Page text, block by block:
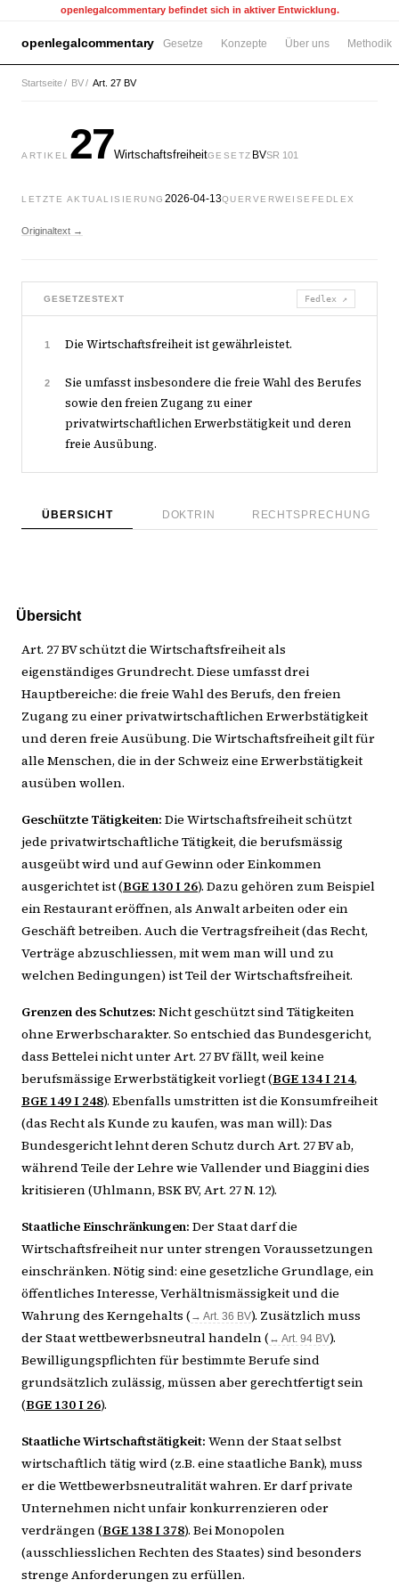
openlegalcommentary befindet sich in aktiver Entwicklung.
openlegalcommentary Gesetze Konzepte Über uns Methodik
Startseite/ BV/ Art. 27 BV
ARTIKEL 27WirtschaftsfreiheitGESETZ BVSR 101
LETZTE AKTUALISIERUNG 2026-04-13QUERVERWEISE FEDLEX
Originaltext →
GESETZESTEXT Fedlex ↗
1 Die Wirtschaftsfreiheit ist gewährleistet.
2
Sie umfasst insbesondere die freie Wahl des Berufes
sowie den freien Zugang zu einer
privatwirtschaftlichen Erwerbstätigkeit und deren
freie Ausübung.
ÜBERSICHT DOKTRIN RECHTSPRECHUNG
Übersicht
Art. 27 BV schützt die Wirtschaftsfreiheit als
eigenständiges Grundrecht. Diese umfasst drei
Hauptbereiche: die freie Wahl des Berufs, den freien
Zugang zu einer privatwirtschaftlichen Erwerbstätigkeit
und deren freie Ausübung. Die Wirtschaftsfreiheit gilt für
alle Menschen, die in der Schweiz eine Erwerbstätigkeit
ausüben wollen.
Geschützte Tätigkeiten: Die Wirtschaftsfreiheit schützt
jede privatwirtschaftliche Tätigkeit, die berufsmässig
ausgeübt wird und auf Gewinn oder Einkommen
ausgerichtet ist (BGE 130 I 26). Dazu gehören zum Beispiel
ein Restaurant eröffnen, als Anwalt arbeiten oder ein
Geschäft betreiben. Auch die Vertragsfreiheit (das Recht,
Verträge abzuschliessen, mit wem man will und zu
welchen Bedingungen) ist Teil der Wirtschaftsfreiheit.
Grenzen des Schutzes: Nicht geschützt sind Tätigkeiten
ohne Erwerbscharakter. So entschied das Bundesgericht,
dass Bettelei nicht unter Art. 27 BV fällt, weil keine
berufsmässige Erwerbstätigkeit vorliegt (BGE 134 I 214,
BGE 149 I 248). Ebenfalls umstritten ist die Konsumfreiheit
(das Recht als Kunde zu kaufen, was man will): Das
Bundesgericht lehnt deren Schutz durch Art. 27 BV ab,
während Teile der Lehre wie Vallender und Biaggini dies
kritisieren (Uhlmann, BSK BV, Art. 27 N. 12).
Staatliche Einschränkungen: Der Staat darf die
Wirtschaftsfreiheit nur unter strengen Voraussetzungen
einschränken. Nötig sind: eine gesetzliche Grundlage, ein
öffentliches Interesse, Verhältnismässigkeit und die
Wahrung des Kerngehalts ( → Art. 36 BV). Zusätzlich muss
der Staat wettbewerbsneutral handeln ( ↔ Art. 94 BV).
Bewilligungspflichten für bestimmte Berufe sind
grundsätzlich zulässig, müssen aber gerechtfertigt sein
(BGE 130 I 26).
Staatliche Wirtschaftstätigkeit: Wenn der Staat selbst
wirtschaftlich tätig wird (z.B. eine staatliche Bank), muss
er die Wettbewerbsneutralität wahren. Er darf private
Unternehmen nicht unfair konkurrenzieren oder
verdrängen (BGE 138 I 378). Bei Monopolen
(ausschliesslichen Rechten des Staates) sind besonders
strenge Anforderungen zu erfüllen.